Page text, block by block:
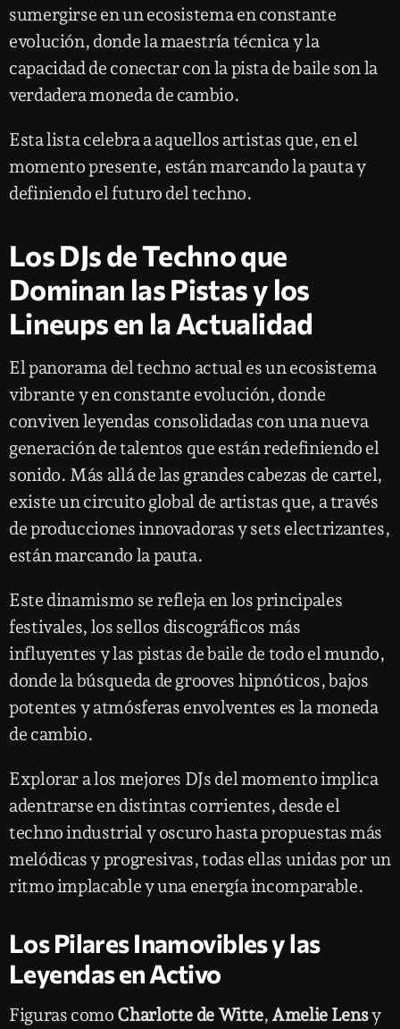
sumergirse en un ecosistema en constante
evolución, donde la maestría técnica y la
capacidad de conectar con la pista de baile son la
verdadera moneda de cambio.
Esta lista celebra a aquellos artistas que, en el
momento presente, están marcando la pauta y
definiendo el futuro del techno.
Los DJs de Techno que
Dominan las Pistas y los
Lineups en la Actualidad
El panorama del techno actual es un ecosistema
vibrante y en constante evolución, donde
conviven leyendas consolidadas con una nueva
generación de talentos que están redefiniendo el
sonido. Más allá de las grandes cabezas de cartel,
existe un circuito global de artistas que, a través
de producciones innovadoras y sets electrizantes,
están marcando la pauta.
Este dinamismo se refleja en los principales
festivales, los sellos discográficos más
influyentes y las pistas de baile de todo el mundo,
donde la búsqueda de grooves hipnóticos, bajos
potentes y atmósferas envolventes es la moneda
de cambio.
Explorar a los mejores DJs del momento implica
adentrarse en distintas corrientes, desde el
techno industrial y oscuro hasta propuestas más
melódicas y progresivas, todas ellas unidas por un
ritmo implacable y una energía incomparable.
Los Pilares Inamovibles y las
Leyendas en Activo
Figuras como Charlotte de Witte, Amelie Lensy